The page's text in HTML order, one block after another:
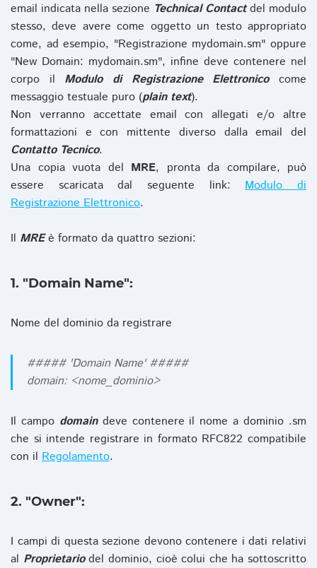
email indicata nella sezione Technical Contactdel modulo
stesso, deve avere come oggetto un testo appropriato
come, ad esempio, "Registrazione mydomain.sm" oppure
"New Domain: mydomain.sm", infine deve contenere nel
corpo il Modulo di Registrazione Elettronicocome
messaggio testuale puro (plain text).
Non verranno accettate email con allegati e/o altre
formattazioni e con mittente diverso dalla email del
Contatto Tecnico.
Una copia vuota del MRE, pronta da compilare, può
essere scaricata dal seguente link:Modulo di
Registrazione Elettronico.
Il MREè formato da quattro sezioni:
1. "Domain Name":
Nome del dominio da registrare
##### 'Domain Name' #####
domain: <nome_dominio>
Il campo domaindeve contenere il nome a dominio .sm
che si intende registrare in formato RFC822 compatibile
con il Regolamento.
2. "Owner":
I campi di questa sezione devono contenere i dati relativi
al Proprietariodel dominio, cioè colui che ha sottoscritto